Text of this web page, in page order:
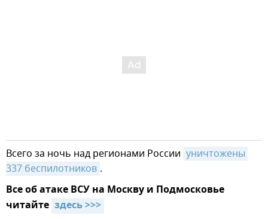
Всего за ночь над регионами России уничтожены
337 беспилотников .
Все об атаке ВСУ на Москву и Подмосковье
читайте здесь >>>